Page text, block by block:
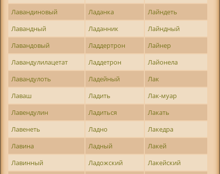
Лавандиновый
Ладанка
Лайндеть
Лавандный
Ладанник
Лайндный
Лавандовый
Ладдертрон
Лайнер
Лавандулилацетат
Ладдетрон
Лайонела
Лавандулоть
Ладейный
Лак
Лаваш
Ладить
Лак-муар
Лавендулин
Ладиться
Лакать
Лавенеть
Ладно
Лакедра
Лавина
Ладный
Лакей
Лавинный
Ладожский
Лакейский